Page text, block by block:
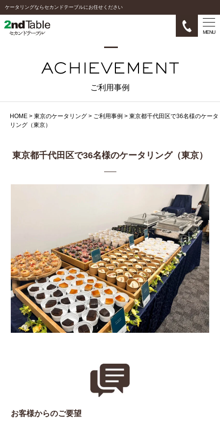
ケータリングならセカンドテーブルにお任せください
MENU
ご利用事例
HOME > 東京のケータリング > ご利用事例 > 東京都千代田区で36名様のケータ
リング（東京）
東京都千代田区で36名様のケータリング（東京）
お客様からのご要望